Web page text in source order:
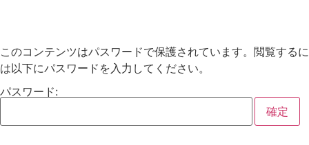
このコンテンツはパスワードで保護されています。閲覧するに
は以下にパスワードを入力してください。
パスワード: